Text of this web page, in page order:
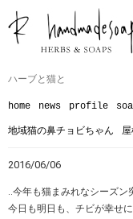
ハーブと猫と
home news profile
地域猫の鼻チョビちゃん
2016/06/06
‥今年も猫まみれなシーズン
今日も明日も、チビが幸せ